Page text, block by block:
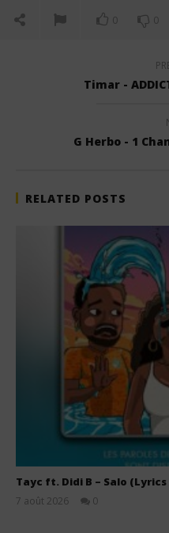
0 0
Timar -
G Herbo - 1
RELATED POSTS
Tayc ft. Didi B – Salo
7 août 2026
0